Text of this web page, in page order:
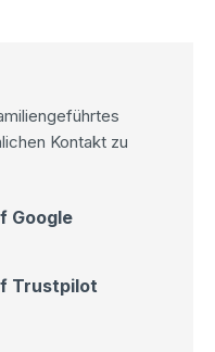
Kontakt zu
Google
Trustpilot